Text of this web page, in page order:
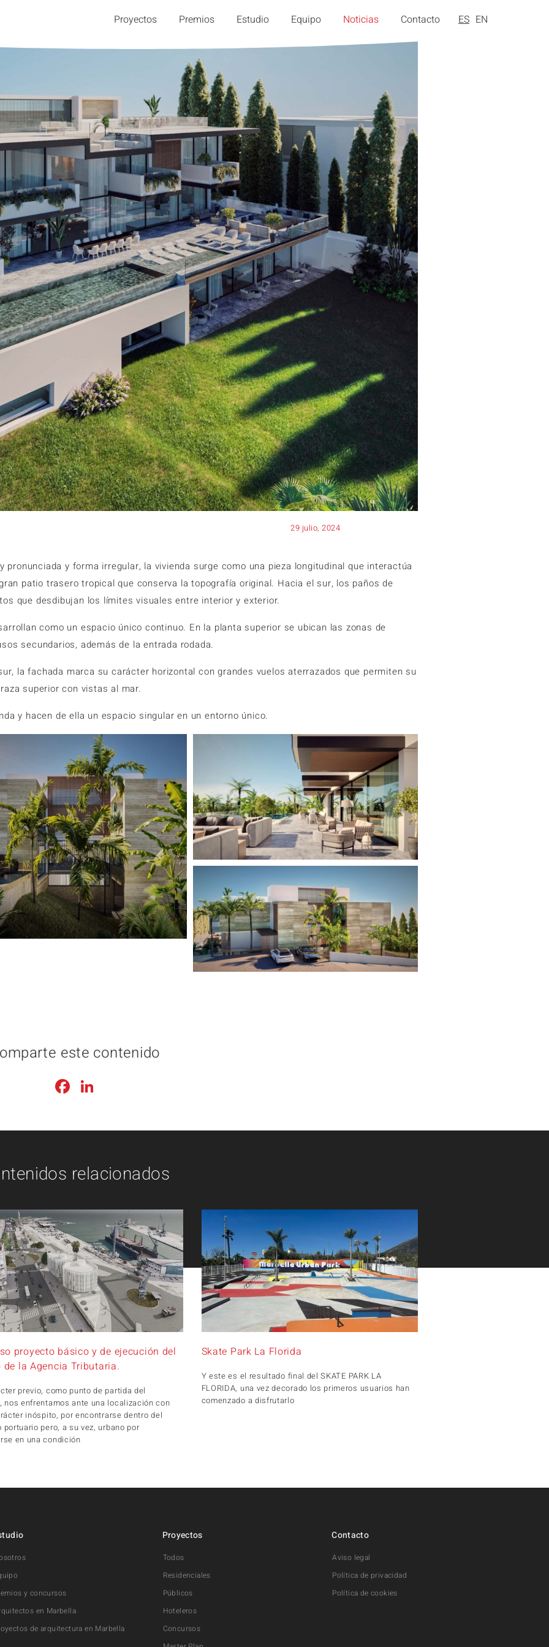
Proyectos Premios Estudio Equipo Noticias Contacto ES EN
29 julio, 2024
y forma irregular, la vivienda surge como una pieza longitudinal que interactúa
patio trasero tropical que conserva la topografía original. Hacia el sur, los paños de
que desdibujan los límites visuales entre interior y exterior.
como un espacio único continuo. En la planta superior se ubican las zonas de
secundarios, además de la entrada rodada.
la fachada marca su carácter horizontal con grandes vuelos aterrazados que permiten su
superior con vistas al mar.
y hacen de ella un espacio singular en un entorno único.
este contenido
Facebook
relacionados
proyecto básico y de ejecución del
la Agencia Tributaria.
previo, como punto de partida del
nos enfrentamos ante una localización con
inóspito, por encontrarse dentro del
portuario pero, a su vez, urbano por
en una condición
Skate Park La Florida
Y este es el resultado final del SKATE PARK LA
FLORIDA, una vez decorado los primeros usuarios han
comenzado a disfrutarlo
y concursos
en Marbella
de arquitectura en Marbella
Proyectos
Todos
Residenciales
Públicos
Hoteleros
Concursos
Contacto
Aviso legal
Política de privacidad
Política de cookies